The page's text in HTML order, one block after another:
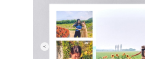
真をとっておきの一枚に。豊富な背
選択でき、誕生日や結婚式などギフ
おすすめです。
¥ 460 〜 ¥ 1,400 （税込）